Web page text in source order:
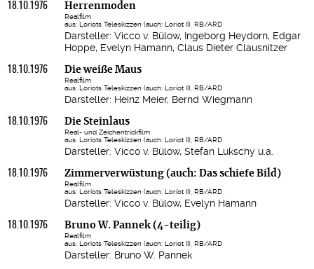
18.10.1976 Herrenmoden
Realfilm
aus: Loriots Teleskizzen (auch: Loriot II), RB/ARD
Darsteller: Vicco v. Bülow, Ingeborg Heydorn, Edgar
Hoppe, Evelyn Hamann, Claus Dieter Clausnitzer
18.10.1976 Die weiße Maus
Realfilm
aus: Loriots Teleskizzen (auch: Loriot II), RB/ARD
Darsteller: Heinz Meier, Bernd Wiegmann
18.10.1976 Die Steinlaus
Real- und Zeichentrickfilm
aus: Loriots Teleskizzen (auch: Loriot II), RB/ARD
Darsteller: Vicco v. Bülow, Stefan Lukschy u.a.
18.10.1976 Zimmerverwüstung (auch: Das schiefe Bild)
Realfilm
aus: Loriots Teleskizzen (auch: Loriot II), RB/ARD
Darsteller: Vicco v. Bülow, Evelyn Hamann
18.10.1976 Bruno W. Pannek (4-teilig)
Realfilm
aus: Loriots Teleskizzen (auch: Loriot II), RB/ARD
Darsteller: Bruno W. Pannek